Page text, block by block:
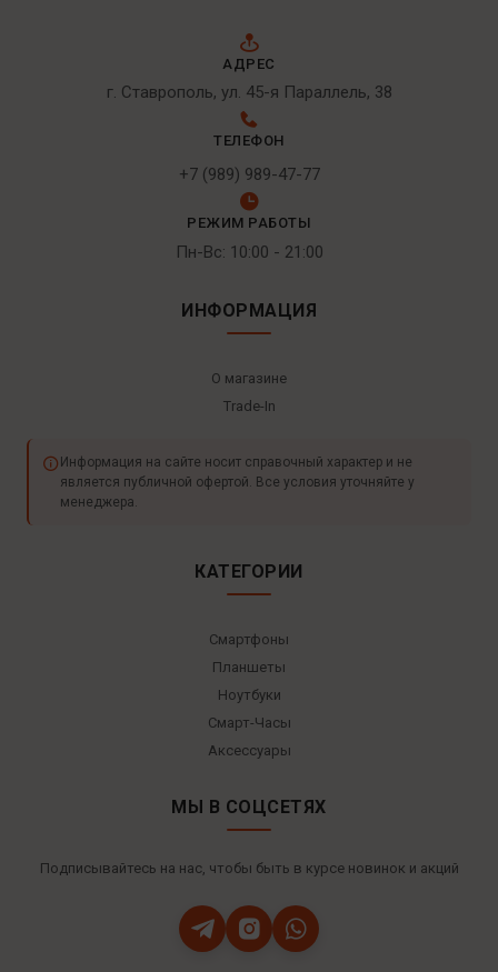
АДРЕС
г. Ставрополь, ул. 45-я Параллель, 38
ТЕЛЕФОН
+7 (989) 989-47-77
РЕЖИМ РАБОТЫ
Пн-Вс: 10:00 - 21:00
ИНФОРМАЦИЯ
О магазине
Trade-In
Информация на сайте носит справочный характер и не
является публичной офертой. Все условия уточняйте у
менеджера.
КАТЕГОРИИ
Смартфоны
Планшеты
Ноутбуки
Смарт-Часы
Аксессуары
МЫ В СОЦСЕТЯХ
Подписывайтесь на нас, чтобы быть в курсе новинок и акций